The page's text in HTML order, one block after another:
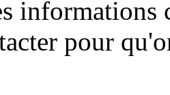
informations
pour